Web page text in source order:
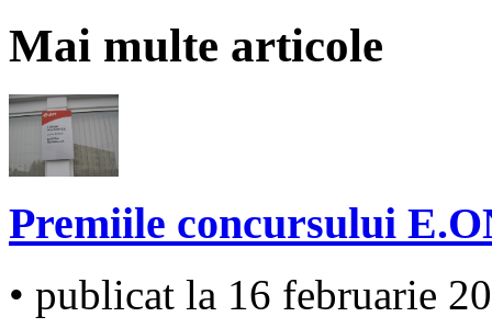
Mai multe articole
Premiile concursului
• publicat la 16 februarie